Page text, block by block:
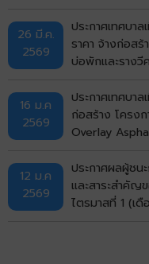
(หน้าศาลาอเน
บ้านเป็ด อำเภ
ประกวดราคา
26 มี.ค.
2569
ประกาศเทศบา
ราคา จ้างก่อส
บ่อพักและรางวี
ขอนแก่น โดยวิ
16 ม.ค
2569
ประกาศเทศบา
ก่อสร้าง โครง
Overlay
วัลย์ ถึงถนนเลี่
ขก.ถ.36007 แ
- แยกทางหลวง
ตารางเมตร
ขอนแก่น ด้วย
12 ม.ค
2569
ประกาศผลผู้ชน
และสาระสำคั
ไตรมาสที่ 1 (เ